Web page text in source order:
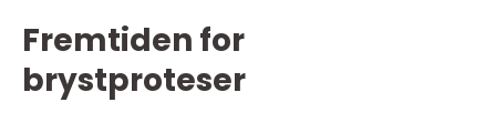
Fremtiden for
brystproteser